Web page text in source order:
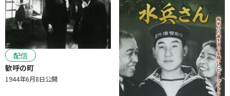
配信
歓呼の町
1944年6月8日公開